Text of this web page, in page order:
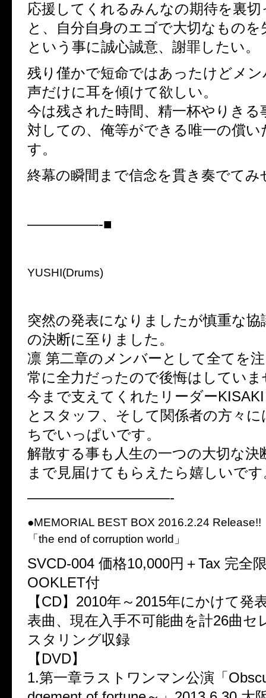
応援してくれるみんなの期待を裏
と、自分自身のエゴで大切なもの
という事に誠心誠意、謝罪したい。
残り僅かで短命ではあったけどメ
声だけに耳を傾けて欲しい。
今は残された時間、精一杯やりきる
対しての、俺等ができる唯一の償
す。
終幕の瞬間まで信念を貫き奏でてみ
—————-■
YUSHI(Drums)
突然の発表になりましたが慎重な協
の決断に至りました。
凛 第二章のメンバーとして全てを
常に全力だったので後悔はしていま
今まで支えてくれたリーダー
とスタッフ、そして関係者の方々に
ちでいっぱいです。
解散する事も人生の一つの大切な決
まで見届けてもらえたら嬉しいです
——————————-
●MEMORIAL BEST BOX 2016.2.24 Release!!
「the end of corruption world」
SVCD-004 価格10,000円＋Tax 完全
OOKLET付
【CD】2010年～2015年にかけて発
表曲、現在入手不可能曲を計26曲セ
スタリング収録
【DVD】
1.第一章ラストワンマン公演「